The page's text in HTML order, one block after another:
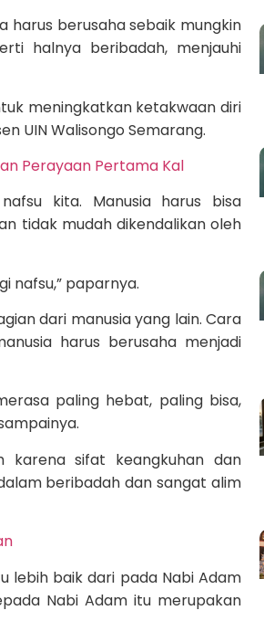
harus berusaha sebaik mungkin
halnya beribadah, menjauhi
meningkatkan ketakwaan diri
UIN Walisongo Semarang.
Perayaan Pertama Kal
kita. Manusia harus bisa
tidak mudah dikendalikan oleh
nafsu,” paparnya.
dari manusia yang lain. Cara
harus berusaha menjadi
paling hebat, paling bisa,
karena sifat keangkuhan dan
beribadah dan sangat alim
lebih baik dari pada Nabi Adam
Nabi Adam itu merupakan